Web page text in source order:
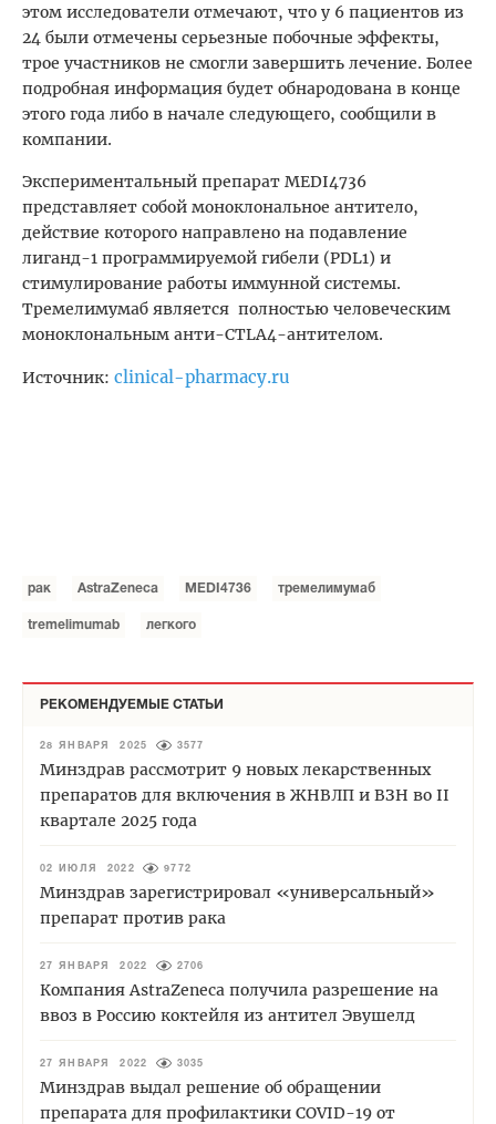
этом исследователи отмечают, что у 6 пациентов из
24 были отмечены серьезные побочные эффекты,
трое участников не смогли завершить лечение. Более
подробная информация будет обнародована в конце
этого года либо в начале следующего, сообщили в
компании.
Экспериментальный препарат MEDI4736
представляет собой моноклональное антитело,
действие которого направлено на подавление
лиганд-1 программируемой гибели (PDL1) и
стимулирование работы иммунной системы.
Тремелимумаб является полностью человеческим
моноклональным анти-CTLA4-антителом.
Источник: clinical-pharmacy.ru
рак AstraZeneca MEDI4736 тремелимумаб
tremelimumab легкого
РЕКОМЕНДУЕМЫЕ СТАТЬИ
28 ЯНВАРЯ 2025 3577
Минздрав рассмотрит 9 новых лекарственных
препаратов для включения в ЖНВЛП и ВЗН во II
квартале 2025 года
02 ИЮЛЯ 2022 9772
Минздрав зарегистрировал «универсальный»
препарат против рака
27 ЯНВАРЯ 2022 2706
Компания AstraZeneca получила разрешение на
ввоз в Россию коктейля из антител Эвушелд
27 ЯНВАРЯ 2022 3035
Минздрав выдал решение об обращении
препарата для профилактики COVID-19 от